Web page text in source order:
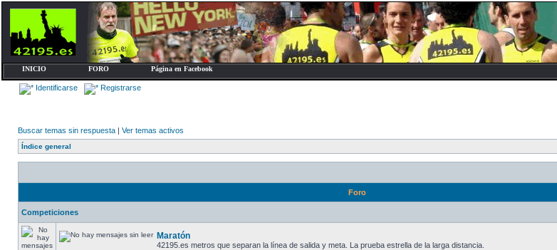
INICIO FORO Página en Facebook
Identificarse Registrarse
Buscar temas sin respuesta | Ver temas activos
Índice general
Foro
Competiciones
Maratón
42195.es metros que separan la línea de salida y meta. La prueba estrella de la larga distancia.